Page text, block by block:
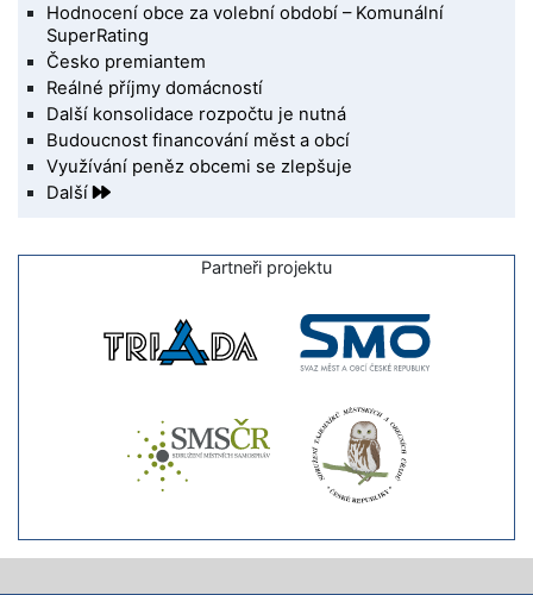
Hodnocení obce za volební období – Komunální
SuperRating
Česko premiantem
Reálné příjmy domácností
Další konsolidace rozpočtu je nutná
Budoucnost financování měst a obcí
Využívání peněz obcemi se zlepšuje
Další
Partneři projektu